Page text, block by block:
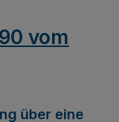
vom
über eine